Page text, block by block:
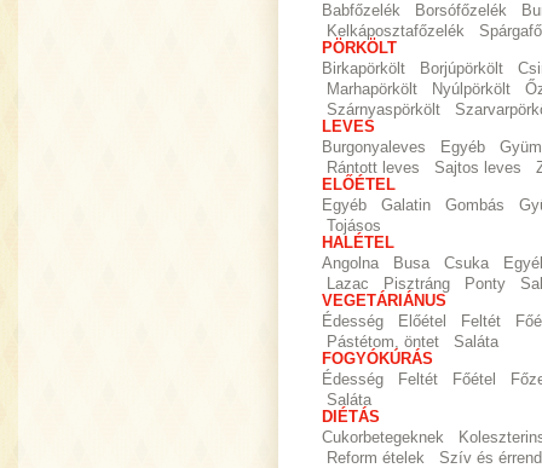
Babfőzelék
Borsófőzelék
Kelkáposztafőzelék
PÖRKÖLT
Birkapörkölt
Borjúpörkölt
Marhapörkölt
Nyúlpörkölt
Szárnyaspörkölt
LEVES
Burgonyaleves
Egyéb
Rántott leves
Sajtos leves
ELŐÉTEL
Egyéb
Galatin Gombás
Tojásos
HALÉTEL
Angolna
Busa Csuka
Lazac
Pisztráng Ponty
VEGETÁRIÁNUS
Édesség
Előétel Feltét
Pástétom, öntet
Saláta
FOGYÓKÚRÁS
Édesség
Feltét Főétel
Saláta
DIÉTÁS
Cukorbetegeknek
Reform ételek
Szív és